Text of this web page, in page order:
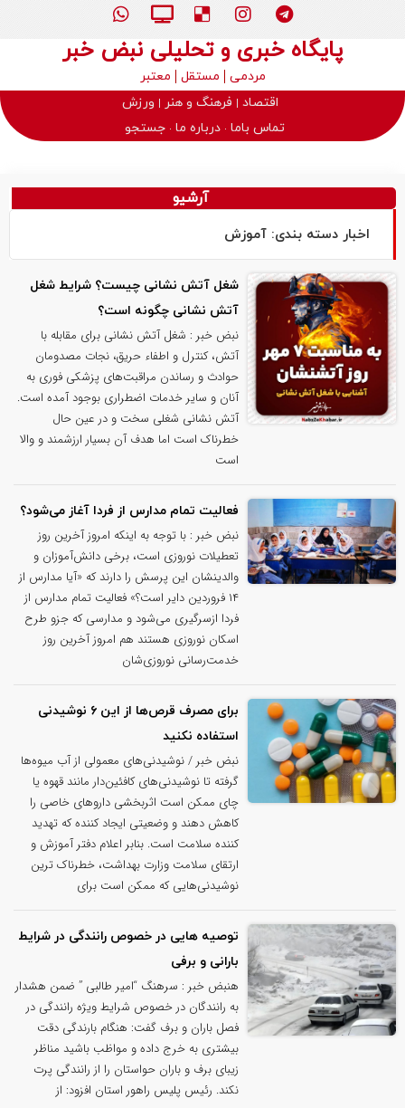
پایگاه خبری و تحلیلی نبض خبر
مردمی مستقل
معتبر
اقتصاد
فرهنگ و هنر
ورزش
تماس باما درباره ما جستجو
آرشیو
اخبار دسته بندی: آموزش
شغل آتش نشانی چیست؟ شرایط شغل
آتش نشانی چگونه است؟
نبض خبر : شغل آتش نشانی برای مقابله با
آتش، کنترل و اطفاء حریق، نجات مصدومان
حوادث و رساندن مراقبت‌های پزشکی فوری به
آنان و سایر خدمات اضطراری بوجود آمده است.
آتش نشانی شغلی سخت و در عین حال
خطرناک است اما هدف آن بسیار ارزشمند و والا
است
فعالیت تمام مدارس از فردا آغاز می‌شود؟
نبض خبر : با توجه به اینکه امروز آخرین روز
تعطیلات نوروزی است، برخی دانش‌آموزان و
والدینشان این پرسش را دارند که «آیا مدارس از
۱۴ فروردین دایر است؟» فعالیت تمام مدارس از
فردا ازسرگیری می‌شود و مدارسی که جزو طرح
اسکان نوروزی هستند هم امروز آخرین روز
خدمت‌رسانی نوروزی‌شان
برای مصرف قرص‌ها از این ۶ نوشیدنی
استفاده نکنید
نبض خبر / نوشیدنی‌های معمولی از آب میوه‌ها
گرفته تا نوشیدنی‌های کافئین‌دار مانند قهوه یا
چای ممکن است اثربخشی داروهای خاصی را
کاهش دهند و وضعیتی ایجاد کننده که تهدید
کننده سلامت است. بنابر اعلام دفتر آموزش و
ارتقای سلامت وزارت بهداشت، خطرناک ترین
نوشیدنی‌هایی که ممکن است برای
توصیه هایی در خصوص رانندگی در شرایط
بارانی و برفی
هنبض خبر : سرهنگ “امیر طالبی ” ضمن هشدار
به رانندگان در خصوص شرایط ویژه رانندگی در
فصل باران و برف گفت: هنگام بارندگی دقت
بیشتری به خرج داده و مواظب باشید مناظر
زیبای برف و باران حواستان را از رانندگی پرت
نکند. رئیس پلیس راهور استان افزود: از